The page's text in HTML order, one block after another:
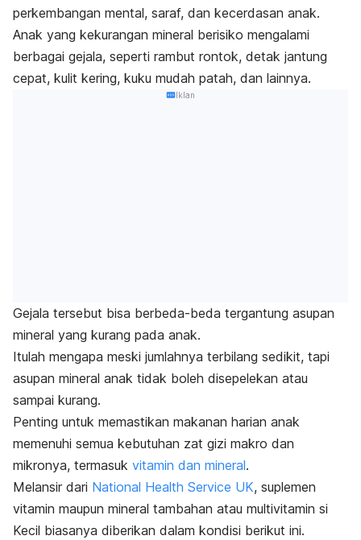
perkembangan mental, saraf, dan kecerdasan anak.
Anak yang kekurangan mineral berisiko mengalami
berbagai gejala, seperti rambut rontok, detak jantung
cepat, kulit kering, kuku mudah patah, dan lainnya.
Iklan
Gejala tersebut bisa berbeda-beda tergantung asupan
mineral yang kurang pada anak.
Itulah mengapa meski jumlahnya terbilang sedikit, tapi
asupan mineral anak tidak boleh disepelekan atau
sampai kurang.
Penting untuk memastikan makanan harian anak
memenuhi semua kebutuhan zat gizi makro dan
mikronya, termasuk vitamin dan mineral.
Melansir dari National Health Service UK, suplemen
vitamin maupun mineral tambahan atau multivitamin si
Kecil biasanya diberikan dalam kondisi berikut ini.